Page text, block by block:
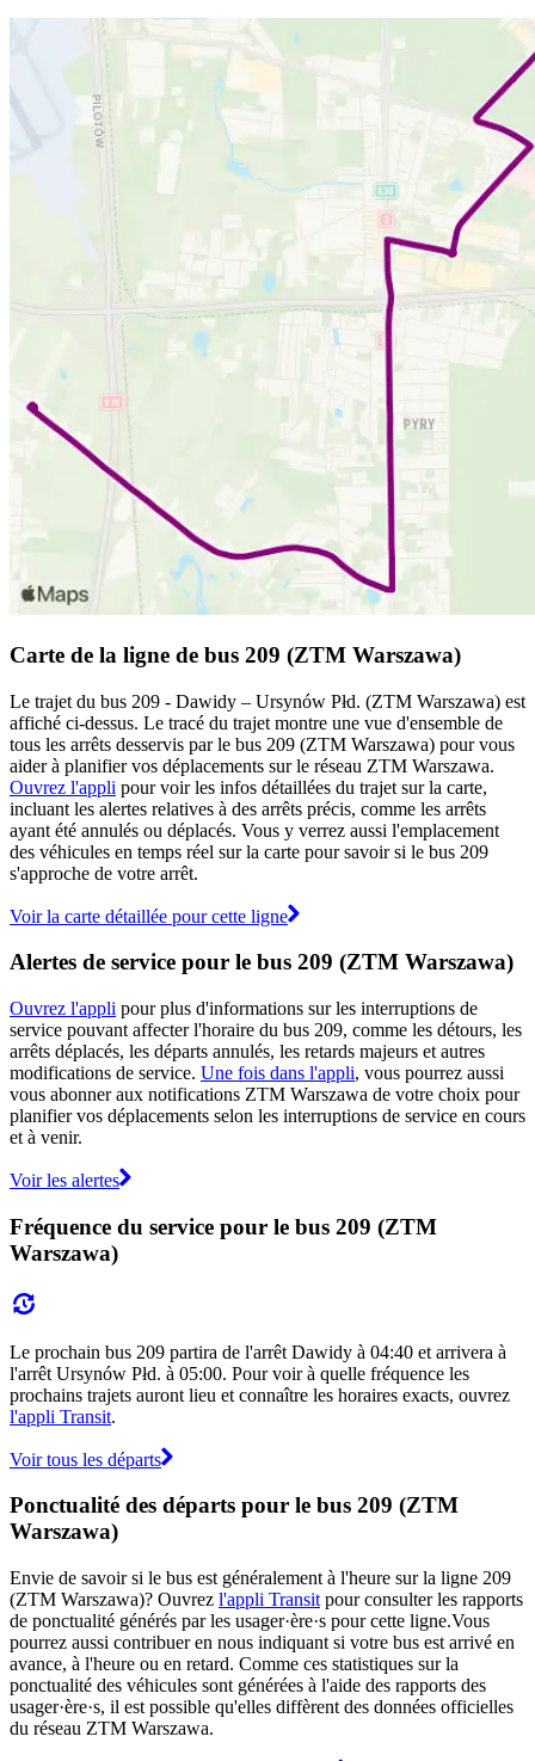
Carte de la ligne de bus 209 (ZTM Warszawa)
Le trajet du bus 209 - Dawidy – Ursynów Płd. (ZTM Warszawa) est
affiché ci-dessus. Le tracé du trajet montre une vue d'ensemble de
tous les arrêts desservis par le bus 209 (ZTM Warszawa) pour vous
aider à planifier vos déplacements sur le réseau ZTM Warszawa.
Ouvrez l'appli pour voir les infos détaillées du trajet sur la carte,
incluant les alertes relatives à des arrêts précis, comme les arrêts
ayant été annulés ou déplacés. Vous y verrez aussi l'emplacement
des véhicules en temps réel sur la carte pour savoir si le bus 209
s'approche de votre arrêt.
Voir la carte détaillée pour cette ligne
Alertes de service pour le bus 209 (ZTM Warszawa)
Ouvrez l'appli pour plus d'informations sur les interruptions de
service pouvant affecter l'horaire du bus 209, comme les détours, les
arrêts déplacés, les départs annulés, les retards majeurs et autres
modifications de service. Une fois dans l'appli, vous pourrez aussi
vous abonner aux notifications ZTM Warszawa de votre choix pour
planifier vos déplacements selon les interruptions de service en cours
et à venir.
Voir les alertes
Fréquence du service pour le bus 209 (ZTM
Warszawa)
Le prochain bus 209 partira de l'arrêt Dawidy à 04:40 et arrivera à
l'arrêt Ursynów Płd. à 05:00. Pour voir à quelle fréquence les
prochains trajets auront lieu et connaître les horaires exacts, ouvrez
l'appli Transit.
Voir tous les départs
Ponctualité des départs pour le bus 209 (ZTM
Warszawa)
Envie de savoir si le bus est généralement à l'heure sur la ligne 209
(ZTM Warszawa)? Ouvrez l'appli Transit pour consulter les rapports
de ponctualité générés par les usager·ère·s pour cette ligne.Vous
pourrez aussi contribuer en nous indiquant si votre bus est arrivé en
avance, à l'heure ou en retard. Comme ces statistiques sur la
ponctualité des véhicules sont générées à l'aide des rapports des
usager·ère·s, il est possible qu'elles diffèrent des données officielles
du réseau ZTM Warszawa.